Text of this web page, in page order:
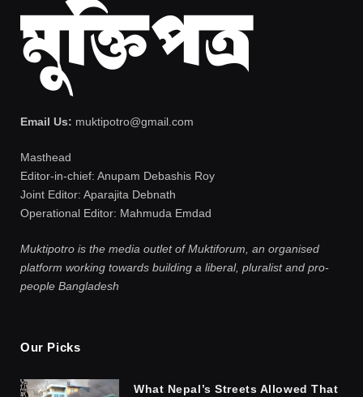
Email Us: muktipotro@gmail.com
Masthead
Editor-in-chief: Anupam Debashis Roy
Joint Editor: Aparajita Debnath
Operational Editor: Mahmuda Emdad
Muktipotro is the media outlet of Muktiforum, an organised
platform working towards building a liberal, pluralist and pro-
people Bangladesh
Our Picks
What Nepal’s Streets Allowed That